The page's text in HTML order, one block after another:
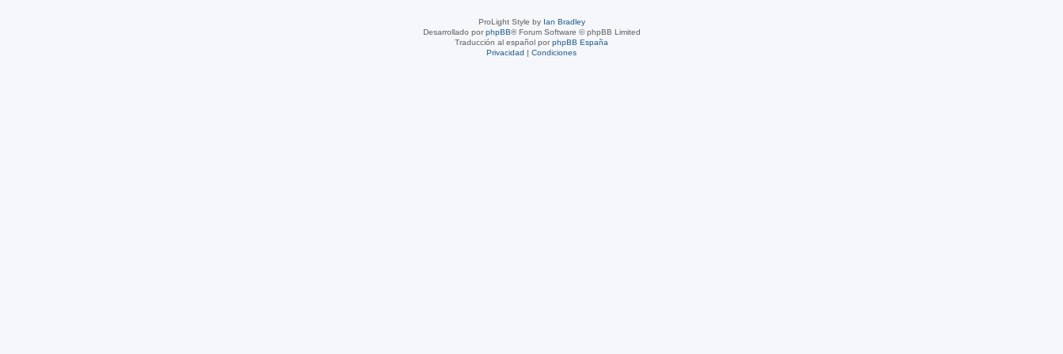
ProLight Style by Ian Bradley
Desarrollado porphpBB® Forum Software © phpBB Limited
Traducción al español porphpBB España
Privacidad | Condiciones